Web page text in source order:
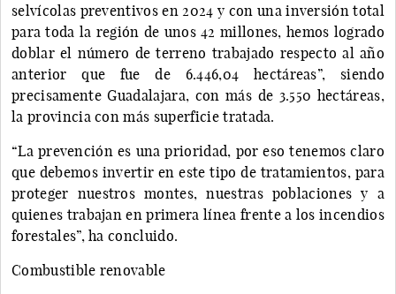
selvícolas preventivos en 2024 y con una inversión total
para toda la región de unos 42 millones, hemos logrado
doblar el número de terreno trabajado respecto al año
anterior que fue de 6.446,04 hectáreas”, siendo
precisamente Guadalajara, con más de 3.550 hectáreas,
la provincia con más superficie tratada.
“La prevención es una prioridad, por eso tenemos claro
que debemos invertir en este tipo de tratamientos, para
proteger nuestros montes, nuestras poblaciones y a
quienes trabajan en primera línea frente a los incendios
forestales”, ha concluido.
Combustible renovable